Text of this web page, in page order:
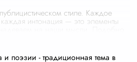
стиле. Каждое
интонация — это элементы
и поэзии - традиционная тема в